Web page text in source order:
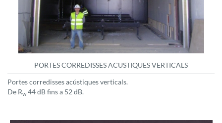
PORTES CORREDISSES ACUSTIQUES VERTICALS
Portes corredisses acústiques verticals.
De Rw44 dB fins a 52 dB.